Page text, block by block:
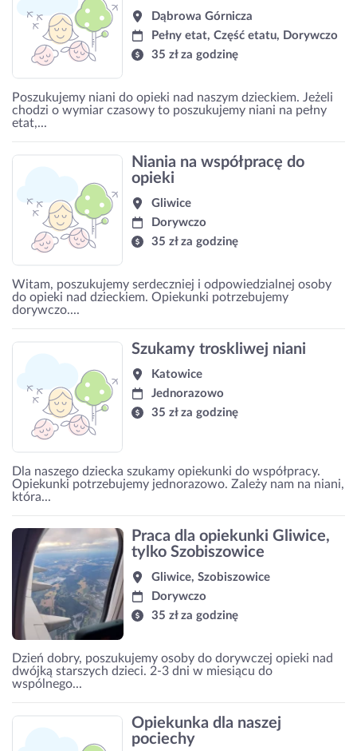
Dąbrowa Górnicza
Pełny etat, Część etatu, Dorywczo
35 zł za godzinę
Poszukujemy niani do opieki nad naszym dzieckiem. Jeżeli
chodzi o wymiar czasowy to poszukujemy niani na pełny
etat,...
Niania na współpracę do
opieki
Gliwice
Dorywczo
35 zł za godzinę
Witam, poszukujemy serdeczniej i odpowiedzialnej osoby
do opieki nad dzieckiem. Opiekunki potrzebujemy
dorywczo....
Szukamy troskliwej niani
Katowice
Jednorazowo
35 zł za godzinę
Dla naszego dziecka szukamy opiekunki do współpracy.
Opiekunki potrzebujemy jednorazowo. Zależy nam na niani,
która...
Praca dla opiekunki Gliwice,
tylko Szobiszowice
Gliwice, Szobiszowice
Dorywczo
35 zł za godzinę
Dzień dobry, poszukujemy osoby do dorywczej opieki nad
dwójką starszych dzieci. 2-3 dni w miesiącu do
wspólnego...
Opiekunka dla naszej
pociechy